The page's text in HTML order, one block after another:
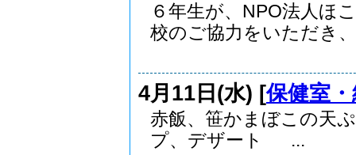
６年生が、NPO法人ほ
校のご協力をいただき
4月11日(水) [保健室
赤飯、笹かまぼこの天
プ、デザート ...